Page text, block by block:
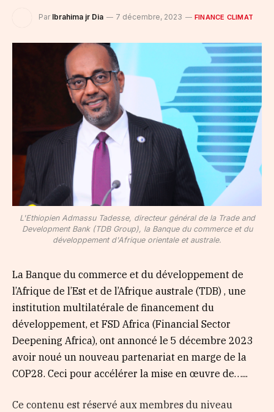
Par Ibrahima jr Dia 7 décembre, 2023 FINANCE CLIMAT
L'Ethiopien Admassu Tadesse, directeur général de la Trade and
Development Bank (TDB Group), la Banque du commerce et du
développement d'Afrique orientale et australe.
La Banque du commerce et du développement de
l’Afrique de l’Est et de l’Afrique australe (TDB) , une
institution multilatérale de financement du
développement, et FSD Africa (Financial Sector
Deepening Africa), ont annoncé le 5 décembre 2023
avoir noué un nouveau partenariat en marge de la
COP28. Ceci pour accélérer la mise en œuvre de…...
Ce contenu est réservé aux membres du niveau